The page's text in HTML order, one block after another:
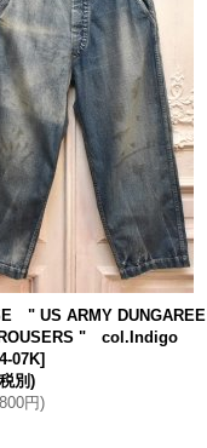
" US ARMY DUNGAREE
" col.Indigo
07K]
別)
円)